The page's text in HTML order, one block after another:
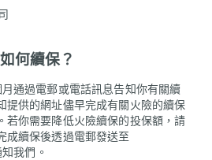
何續保？
通過電郵或電話訊息告知你有關續
提供的網址儘早完成有關火險的續保
若你需要降低火險續保的投保額，請
成續保後透過電郵發送至
我們。